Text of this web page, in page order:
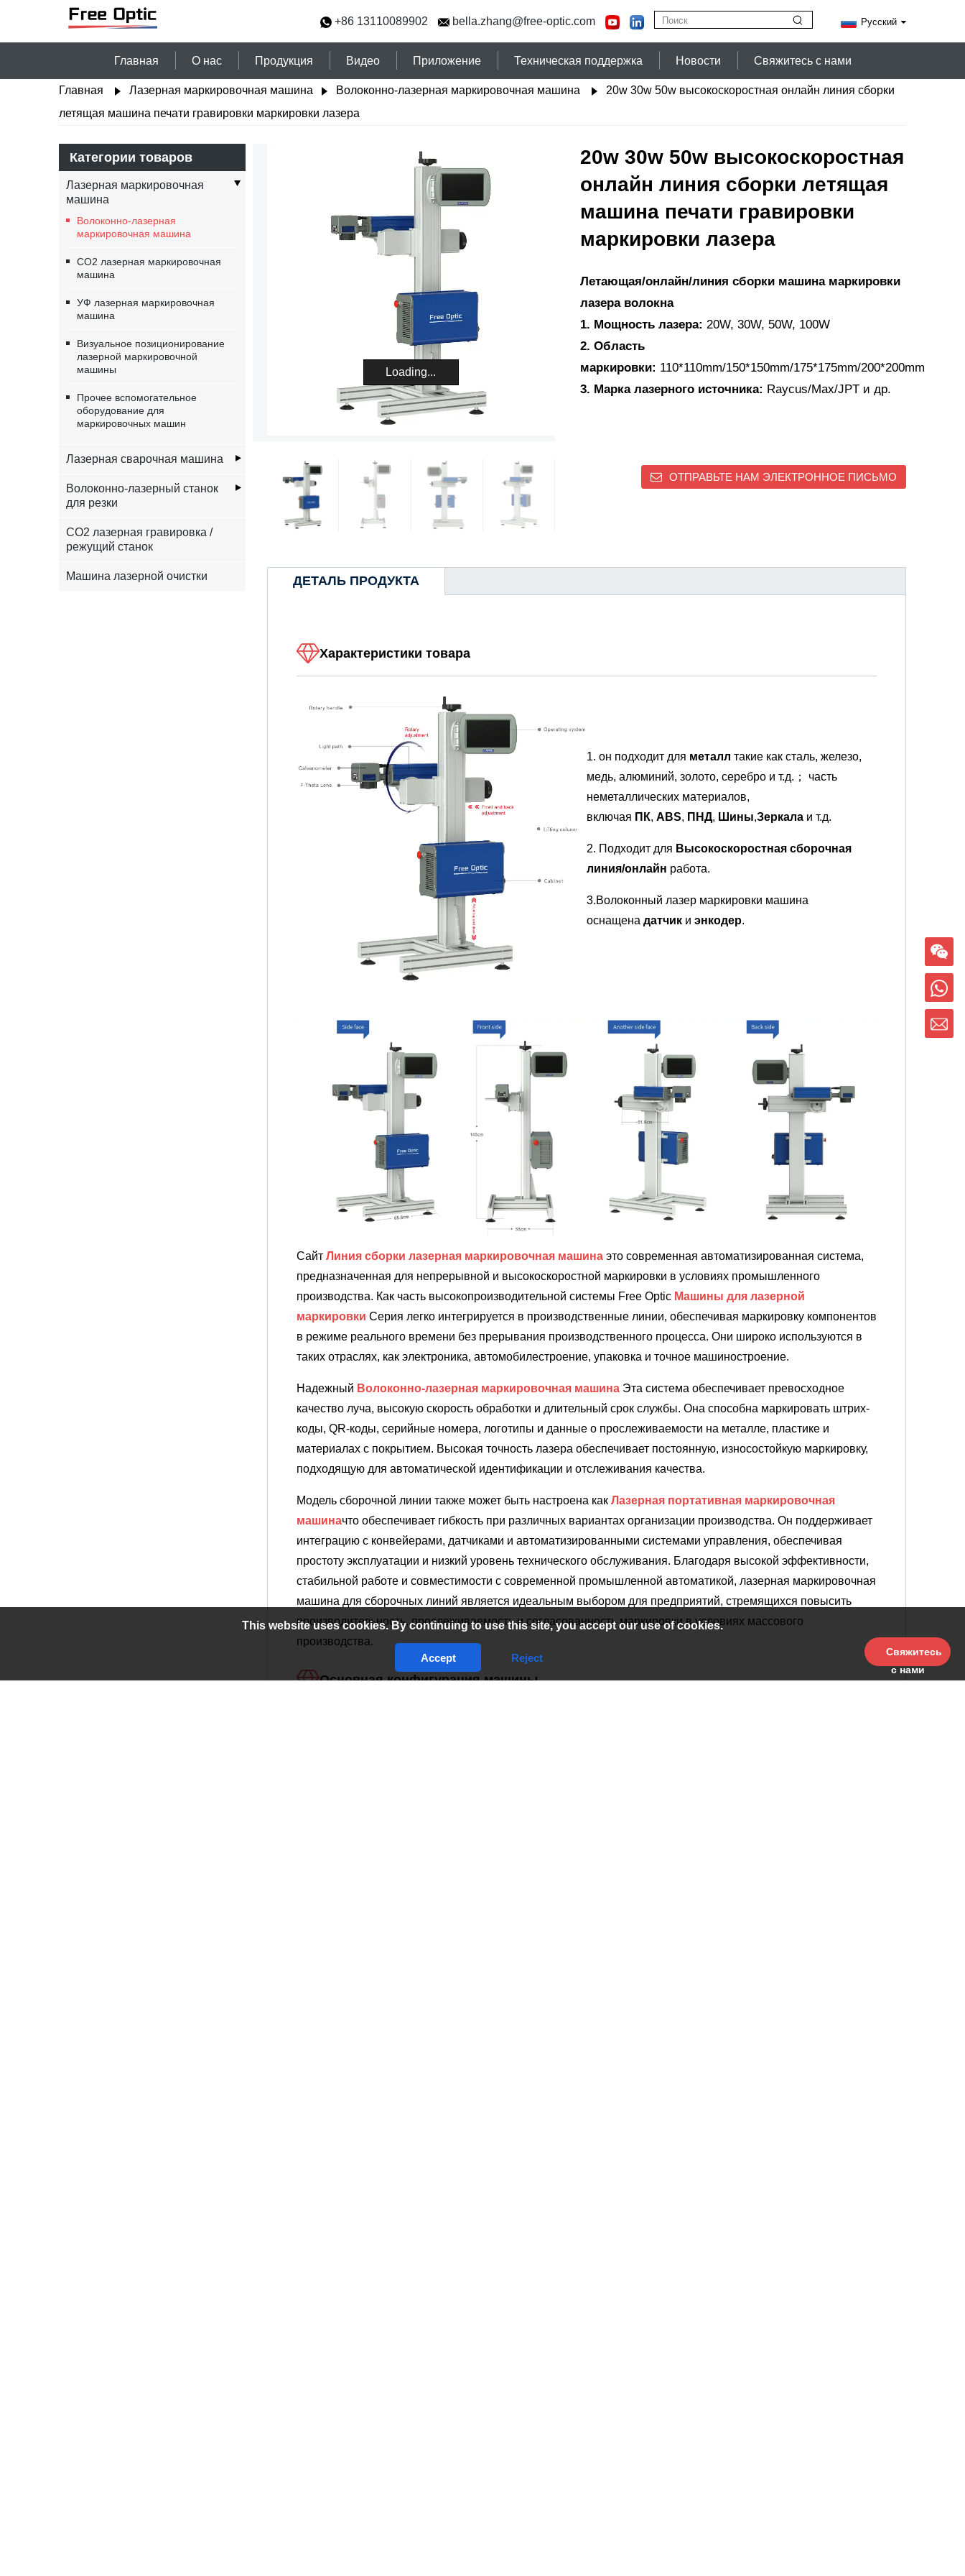
+86 13110089902 bella.zhang@free-optic.com Русский
Главная О нас Продукция Видео Приложение Техническая поддержка Новости Свяжитесь с нами
Главная Лазерная маркировочная машина Волоконно-лазерная маркировочная машина
20w 30w 50w высокоскоростная онлайн линия сборки
летящая машина печати гравировки маркировки лазера
Категории товаров
Лазерная маркировочная
машина
Волоконно-лазерная
маркировочная машина
CO2 лазерная маркировочная
машина
УФ лазерная маркировочная
машина
Визуальное позиционирование
лазерной маркировочной
машины
Прочее вспомогательное
оборудование для
маркировочных машин
Лазерная сварочная машина
Волоконно-лазерный станок
для резки
CO2 лазерная гравировка /
режущий станок
Машина лазерной очистки
Loading...
20w 30w 50w высокоскоростная
онлайн линия сборки летящая
машина печати гравировки
маркировки лазера
Летающая/онлайн/линия сборки машина маркировки
лазера волокна
1. Мощность лазера: 20W, 30W, 50W, 100W
2. Область
маркировки: 110*110mm/150*150mm/175*175mm/200*200mm
3. Марка лазерного источника: Raycus/Max/JPT и др.
ОТПРАВЬТЕ НАМ ЭЛЕКТРОННОЕ ПИСЬМО
ДЕТАЛЬ ПРОДУКТА
Характеристики товара
1. он подходит для металл такие как сталь, железо,
медь, алюминий, золото, серебро и т.д.； часть
неметаллических материалов,
включая ПК, ABS, ПНД, Шины,Зеркала и т.д.
2. Подходит для Высокоскоростная сборочная
линия/онлайн работа.
3.Волоконный лазер маркировки машина
оснащена датчик и энкодер.
Сайт Линия сборки лазерная маркировочная машина это современная автоматизированная система,
предназначенная для непрерывной и высокоскоростной маркировки в условиях промышленного
производства. Как часть высокопроизводительной системы Free Optic Машины для лазерной
маркировки Серия легко интегрируется в производственные линии, обеспечивая маркировку компонентов
в режиме реального времени без прерывания производственного процесса. Они широко используются в
таких отраслях, как электроника, автомобилестроение, упаковка и точное машиностроение.
Надежный Волоконно-лазерная маркировочная машина Эта система обеспечивает превосходное
качество луча, высокую скорость обработки и длительный срок службы. Она способна маркировать штрих-
коды, QR-коды, серийные номера, логотипы и данные о прослеживаемости на металле, пластике и
материалах с покрытием. Высокая точность лазера обеспечивает постоянную, износостойкую маркировку,
подходящую для автоматической идентификации и отслеживания качества.
Модель сборочной линии также может быть настроена как Лазерная портативная маркировочная
машиначто обеспечивает гибкость при различных вариантах организации производства. Он поддерживает
интеграцию с конвейерами, датчиками и автоматизированными системами управления, обеспечивая
простоту эксплуатации и низкий уровень технического обслуживания. Благодаря высокой эффективности,
стабильной работе и совместимости с современной промышленной автоматикой, лазерная маркировочная
машина для сборочных линий является идеальным выбором для предприятий, стремящихся повысить
производительность, прослеживаемость и согласованность маркировки в условиях массового
производства.
Основная конфигурация машины
Свяжитесь
с нами
This website uses cookies. By continuing to use this site, you accept our use of cookies.
Accept Reject